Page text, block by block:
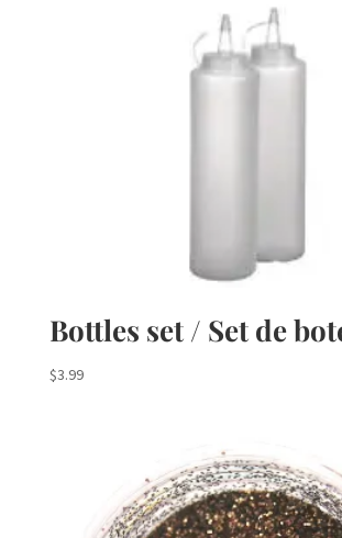
Bottles set / Set de
$3.99